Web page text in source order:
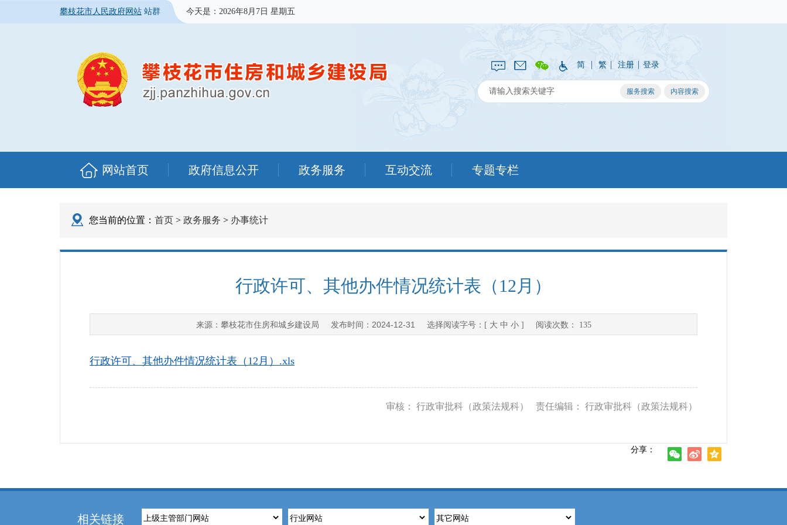
攀枝花市人民政府网站 站群 今天是： 2026年8月7日 星期五
简 | 繁 | 注册 | 登录
网站首页 政府信息公开 政务服务 互动交流 专题专栏
您当前的位置： 首页 > 政务服务 > 办事统计
行政许可、其他办件情况统计表（12月）
来源： 攀枝花市住房和城乡建设局 发布时间： 2024-12-31 选择阅读字号：[ 大 中 小] 阅读次数： 135
行政许可、其他办件情况统计表（12月）.xls
审核： 行政审批科（政策法规科） 责任编辑： 行政审批科（政策法规科）
分享：
相关链接